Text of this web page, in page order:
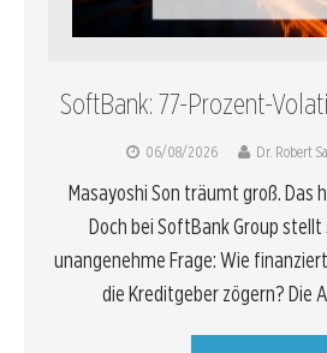
SoftBank: 77-Prozent-
06/08/2026 Dr. Robert
Masayoshi Son träumt groß. Das
Doch bei SoftBank Group
unangenehme Frage: Wie
die Kreditgeber zögern? Die